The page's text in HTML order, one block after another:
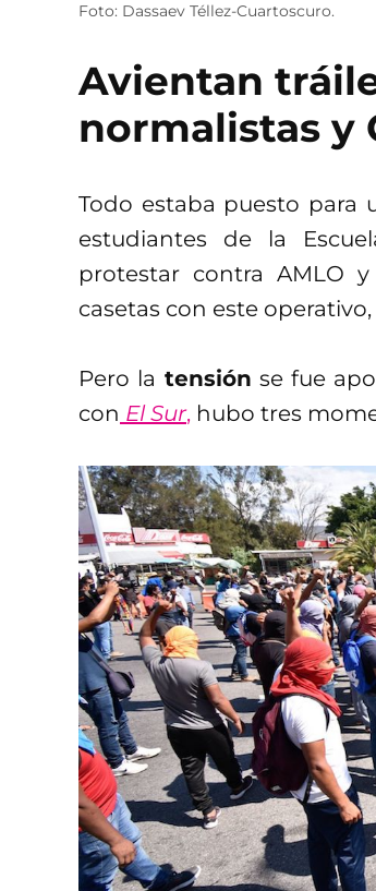
Foto: Dassaev Téllez-Cuartoscuro.
Avientan
normalistas y
Todo estaba puesto para
estudiantes de la
protestar contra AMLO
casetas con este
Pero la tensión se fue
con El Sur, hubo tres